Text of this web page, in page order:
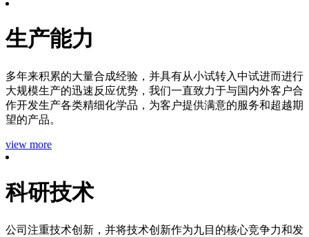
生产能力
多年来积累的大量合成经验，并具有从小试转入中试进而进行
大规模生产的迅速反应优势，我们一直致力于与国内外客户合
作开发生产各类精细化学品，为客户提供满意的服务和超越期
望的产品。
view more
科研技术
公司注重技术创新，并将技术创新作为九目的核心竞争力和发